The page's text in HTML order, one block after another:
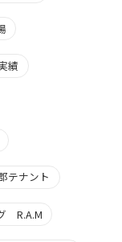
績
テナント
R.A.M